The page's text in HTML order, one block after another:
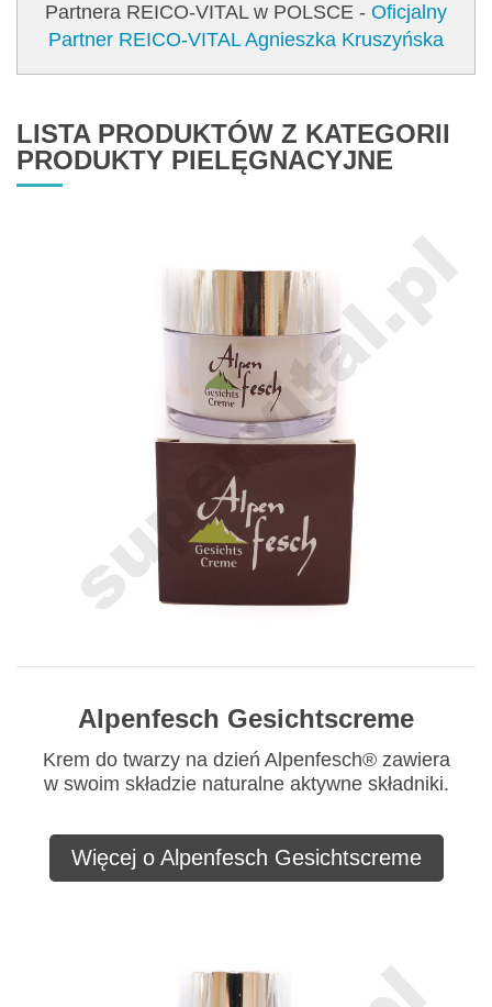
Partnera REICO-VITAL w POLSCE - Oficjalny
Partner REICO-VITAL Agnieszka Kruszyńska
LISTA PRODUKTÓW Z KATEGORII
PRODUKTY PIELĘGNACYJNE
Alpenfesch Gesichtscreme
Krem do twarzy na dzień Alpenfesch® zawiera
w swoim składzie naturalne aktywne składniki.
Więcej o Alpenfesch Gesichtscreme